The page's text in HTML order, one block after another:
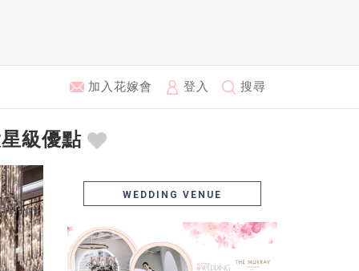
加入花嫁會 登入 搜尋
級優點
WEDDING VENUE